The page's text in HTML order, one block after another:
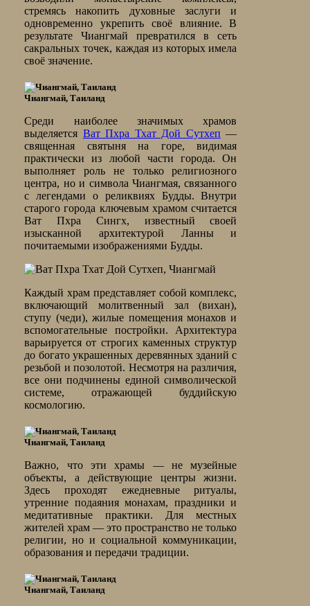
стремясь накопить духовные заслуги и
одновременно укрепить своё влияние. В
результате Чиангмай превратился в сеть
сакральных точек, каждая из которых имела
своё значение.
Чиангмай, Таиланд
Среди наиболее значимых храмов
выделяется Ват Пхра Тхат Дой Сутхеп —
священная святыня на горе, видимая
практически из любой части города. Он
выполняет роль не только религиозного
центра, но и символа Чиангмая, связанного
с легендами о реликвиях Будды. Внутри
старого города ключевым храмом считается
Ват Пхра Сингх, известный своей
изысканной архитектурой Ланны и
почитаемыми изображениями Будды.
Каждый храм представляет собой комплекс,
включающий молитвенный зал (вихан),
ступу (чеди), жилые помещения монахов и
вспомогательные постройки. Архитектура
варьируется от строгих каменных структур
до богато украшенных деревянных зданий с
резьбой и позолотой. Несмотря на различия,
все они подчинены единой символической
системе, отражающей буддийскую
космологию.
Чиангмай, Таиланд
Важно, что эти храмы — не музейные
объекты, а действующие центры жизни.
Здесь проходят ежедневные ритуалы,
утренние подаяния монахам, праздники и
медитативные практики. Для местных
жителей храм — это пространство не только
религии, но и социальной коммуникации,
образования и передачи традиции.
Чиангмай, Таиланд